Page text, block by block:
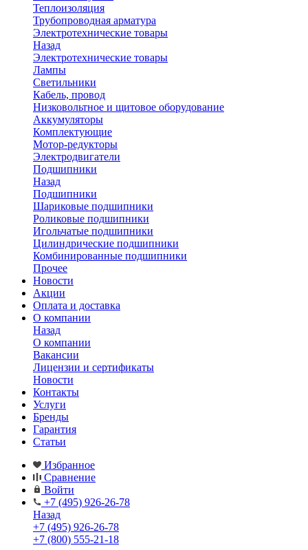
Теплоизоляция
Трубопроводная арматура
Электротехнические товары
Назад
Электротехнические товары
Лампы
Светильники
Кабель, провод
Низковольтное и щитовое оборудование
Аккумуляторы
Комплектующие
Мотор-редукторы
Электродвигатели
Подшипники
Назад
Подшипники
Шариковые подшипники
Роликовые подшипники
Игольчатые подшипники
Цилиндрические подшипники
Комбинированные подшипники
Прочее
Новости
Акции
Оплата и доставка
О компании
Назад
О компании
Вакансии
Лицензии и сертификаты
Новости
Контакты
Услуги
Бренды
Гарантия
Статьи
Избранное
Сравнение
Войти
+7 (495) 926-26-78
Назад
+7 (495) 926-26-78
+7 (800) 555-21-18